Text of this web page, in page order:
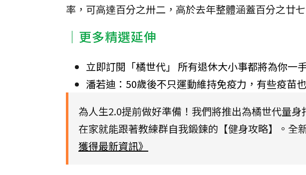
率，可高達百分之卅二，高於去年整體涵蓋百分之廿七
｜更多精選延伸
立即訂閱「橘世代」 所有退休大小事都將為你一
潘若迪：50歲後不只運動維持免疫力，有些疫苗
為人生2.0提前做好準備！我們將推出為橘世代量
在家就能跟著教練群自我鍛鍊的【健身攻略】。全
獲得最新資訊》